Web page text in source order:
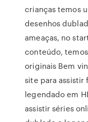
crianças temos
desenhos
ameaças, no
conteúdo,
originais Bem
site para assistir
legendado em
assistir séries